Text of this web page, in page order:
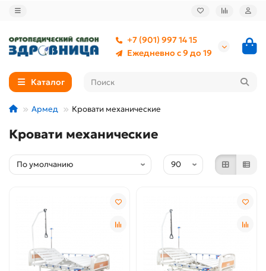
+7 (901) 997 14 15
Ежедневно с 9 до 19
Каталог
Армед Кровати механические
Кровати механические